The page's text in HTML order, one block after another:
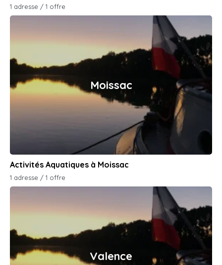
1 adresse / 1 offre
Moissac
Activités Aquatiques à Moissac
1 adresse / 1 offre
Valence